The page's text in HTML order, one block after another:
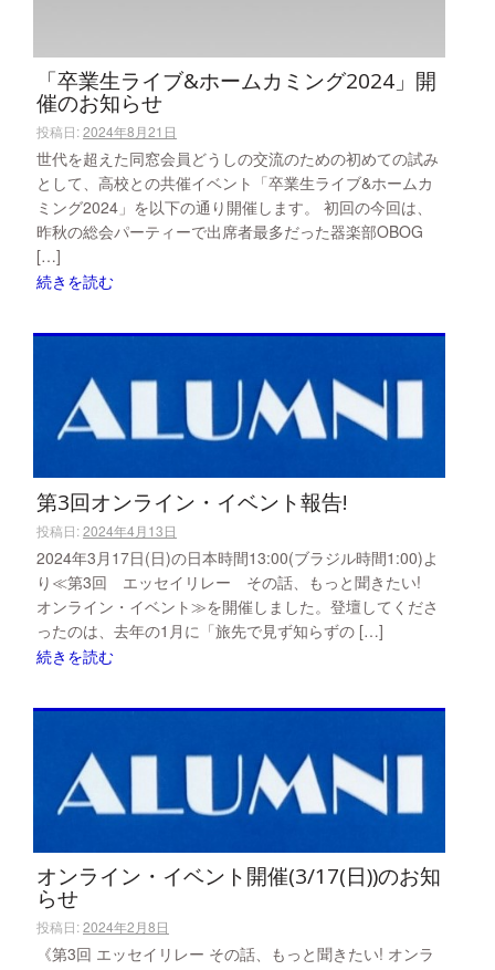
「卒業生ライブ&ホームカミング2024」開
催のお知らせ
投稿日:2024年8月21日
世代を超えた同窓会員どうしの交流のための初めての試み
として、高校との共催イベント「卒業生ライブ&ホームカ
ミング2024」を以下の通り開催します。 初回の今回は、
昨秋の総会パーティーで出席者最多だった器楽部OBOG
[…]
続きを読む
第3回オンライン・イベント報告!
投稿日:2024年4月13日
2024年3月17日(日)の日本時間13:00(ブラジル時間1:00)よ
り≪第3回 エッセイリレー その話、もっと聞きたい!
オンライン・イベント≫を開催しました。登壇してくださ
ったのは、去年の1月に「旅先で見ず知らずの […]
続きを読む
オンライン・イベント開催(3/17(日))のお知
らせ
投稿日:2024年2月8日
《第3回 エッセイリレー その話、もっと聞きたい! オンラ